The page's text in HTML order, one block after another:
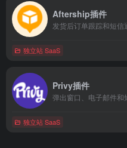
Aftership插件
发货后订单跟踪和短信
独立站 SaaS
Privy插件
弹出窗口、电子邮件和
独立站 SaaS